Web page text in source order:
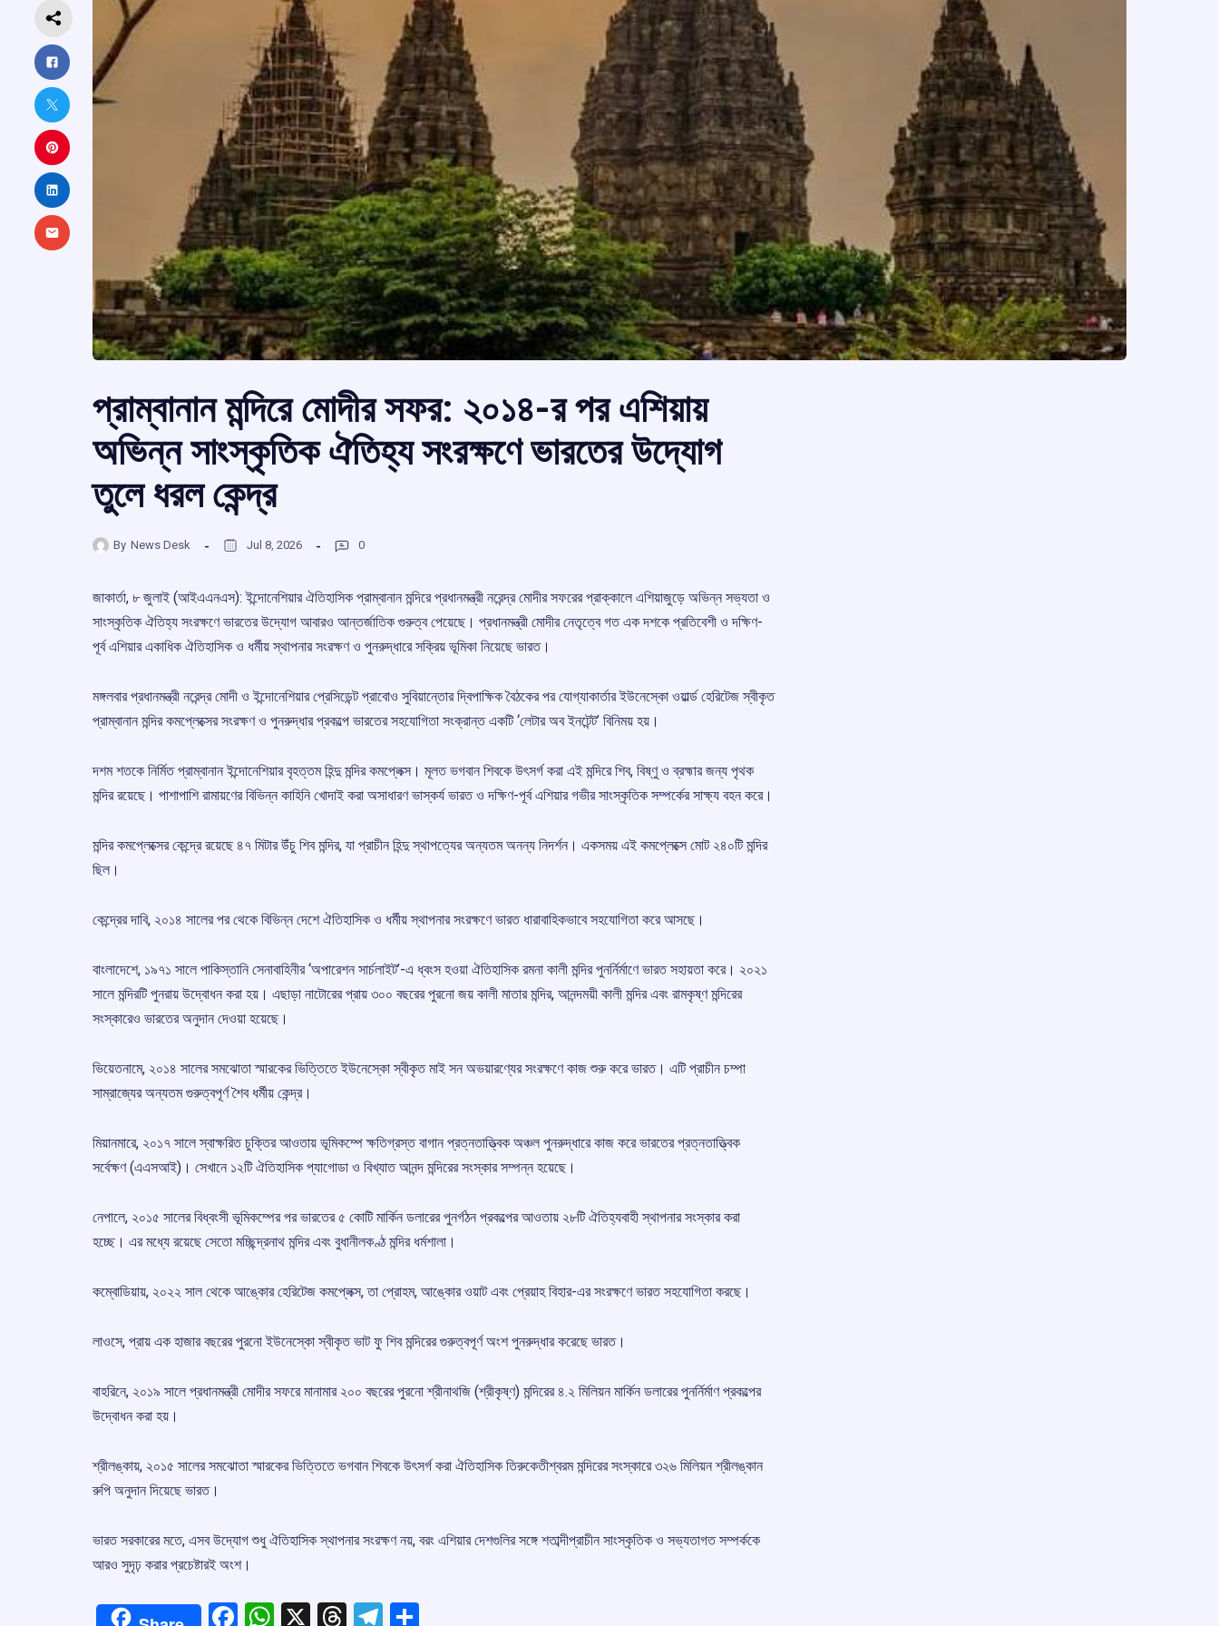
প্রাম্বানান মন্দিরে মোদীর সফর: ২০১৪-র পর এশিয়ায়
অভিন্ন সাংস্কৃতিক ঐতিহ্য সংরক্ষণে ভারতের উদ্যোগ
তুলে ধরল কেন্দ্র
By News Desk Jul 8, 2026 0
জাকার্তা, ৮ জুলাই (আইএএনএস): ইন্দোনেশিয়ার ঐতিহাসিক প্রাম্বানান মন্দিরে প্রধানমন্ত্রী নরেন্দ্র মোদীর সফরের প্রাক্কালে এশিয়াজুড়ে অভিন্ন সভ্যতা ও
সাংস্কৃতিক ঐতিহ্য সংরক্ষণে ভারতের উদ্যোগ আবারও আন্তর্জাতিক গুরুত্ব পেয়েছে। প্রধানমন্ত্রী মোদীর নেতৃত্বে গত এক দশকে প্রতিবেশী ও দক্ষিণ-
পূর্ব এশিয়ার একাধিক ঐতিহাসিক ও ধর্মীয় স্থাপনার সংরক্ষণ ও পুনরুদ্ধারে সক্রিয় ভূমিকা নিয়েছে ভারত।
মঙ্গলবার প্রধানমন্ত্রী নরেন্দ্র মোদী ও ইন্দোনেশিয়ার প্রেসিডেন্ট প্রাবোও সুবিয়ান্তোর দ্বিপাক্ষিক বৈঠকের পর যোগ্যাকার্তার ইউনেস্কো ওয়ার্ল্ড হেরিটেজ স্বীকৃত
প্রাম্বানান মন্দির কমপ্লেক্সের সংরক্ষণ ও পুনরুদ্ধার প্রকল্পে ভারতের সহযোগিতা সংক্রান্ত একটি ‘লেটার অব ইনটেন্ট’ বিনিময় হয়।
দশম শতকে নির্মিত প্রাম্বানান ইন্দোনেশিয়ার বৃহত্তম হিন্দু মন্দির কমপ্লেক্স। মূলত ভগবান শিবকে উৎসর্গ করা এই মন্দিরে শিব, বিষ্ণু ও ব্রহ্মার জন্য পৃথক
মন্দির রয়েছে। পাশাপাশি রামায়ণের বিভিন্ন কাহিনি খোদাই করা অসাধারণ ভাস্কর্য ভারত ও দক্ষিণ-পূর্ব এশিয়ার গভীর সাংস্কৃতিক সম্পর্কের সাক্ষ্য বহন করে।
মন্দির কমপ্লেক্সের কেন্দ্রে রয়েছে ৪৭ মিটার উঁচু শিব মন্দির, যা প্রাচীন হিন্দু স্থাপত্যের অন্যতম অনন্য নিদর্শন। একসময় এই কমপ্লেক্সে মোট ২৪০টি মন্দির
ছিল।
কেন্দ্রের দাবি, ২০১৪ সালের পর থেকে বিভিন্ন দেশে ঐতিহাসিক ও ধর্মীয় স্থাপনার সংরক্ষণে ভারত ধারাবাহিকভাবে সহযোগিতা করে আসছে।
বাংলাদেশে, ১৯৭১ সালে পাকিস্তানি সেনাবাহিনীর ‘অপারেশন সার্চলাইট’-এ ধ্বংস হওয়া ঐতিহাসিক রমনা কালী মন্দির পুনর্নির্মাণে ভারত সহায়তা করে। ২০২১
সালে মন্দিরটি পুনরায় উদ্বোধন করা হয়। এছাড়া নাটোরের প্রায় ৩০০ বছরের পুরনো জয় কালী মাতার মন্দির, আনন্দময়ী কালী মন্দির এবং রামকৃষ্ণ মন্দিরের
সংস্কারেও ভারতের অনুদান দেওয়া হয়েছে।
ভিয়েতনামে, ২০১৪ সালের সমঝোতা স্মারকের ভিত্তিতে ইউনেস্কো স্বীকৃত মাই সন অভয়ারণ্যের সংরক্ষণে কাজ শুরু করে ভারত। এটি প্রাচীন চম্পা
সাম্রাজ্যের অন্যতম গুরুত্বপূর্ণ শৈব ধর্মীয় কেন্দ্র।
মিয়ানমারে, ২০১৭ সালে স্বাক্ষরিত চুক্তির আওতায় ভূমিকম্পে ক্ষতিগ্রস্ত বাগান প্রত্নতাত্ত্বিক অঞ্চল পুনরুদ্ধারে কাজ করে ভারতের প্রত্নতাত্ত্বিক
সর্বেক্ষণ (এএসআই)। সেখানে ১২টি ঐতিহাসিক প্যাগোডা ও বিখ্যাত আনন্দ মন্দিরের সংস্কার সম্পন্ন হয়েছে।
নেপালে, ২০১৫ সালের বিধ্বংসী ভূমিকম্পের পর ভারতের ৫ কোটি মার্কিন ডলারের পুনর্গঠন প্রকল্পের আওতায় ২৮টি ঐতিহ্যবাহী স্থাপনার সংস্কার করা
হচ্ছে। এর মধ্যে রয়েছে সেতো মচ্ছিন্দ্রনাথ মন্দির এবং বুধানীলকণ্ঠ মন্দির ধর্মশালা।
কম্বোডিয়ায়, ২০২২ সাল থেকে আঙ্কোর হেরিটেজ কমপ্লেক্স, তা প্রোহম, আঙ্কোর ওয়াট এবং প্রেয়াহ বিহার-এর সংরক্ষণে ভারত সহযোগিতা করছে।
লাওসে, প্রায় এক হাজার বছরের পুরনো ইউনেস্কো স্বীকৃত ভাট ফু শিব মন্দিরের গুরুত্বপূর্ণ অংশ পুনরুদ্ধার করেছে ভারত।
বাহরিনে, ২০১৯ সালে প্রধানমন্ত্রী মোদীর সফরে মানামার ২০০ বছরের পুরনো শ্রীনাথজি (শ্রীকৃষ্ণ) মন্দিরের ৪.২ মিলিয়ন মার্কিন ডলারের পুনর্নির্মাণ প্রকল্পের
উদ্বোধন করা হয়।
শ্রীলঙ্কায়, ২০১৫ সালের সমঝোতা স্মারকের ভিত্তিতে ভগবান শিবকে উৎসর্গ করা ঐতিহাসিক তিরুকেতীশ্বরম মন্দিরের সংস্কারে ৩২৬ মিলিয়ন শ্রীলঙ্কান
রুপি অনুদান দিয়েছে ভারত।
ভারত সরকারের মতে, এসব উদ্যোগ শুধু ঐতিহাসিক স্থাপনার সংরক্ষণ নয়, বরং এশিয়ার দেশগুলির সঙ্গে শতাব্দীপ্রাচীন সাংস্কৃতিক ও সভ্যতাগত সম্পর্ককে
আরও সুদৃঢ় করার প্রচেষ্টারই অংশ।
Facebook
WhatsApp
X Threads
Telegram